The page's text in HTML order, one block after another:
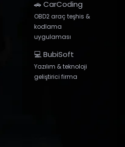
🚗 CarCoding
OBD2 araç teşhis &
kodlama
uygulaması
💻 BubiSoft
Yazılım & teknoloji
geliştirici firma